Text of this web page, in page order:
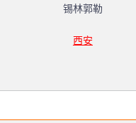
锡林郭勒
西安